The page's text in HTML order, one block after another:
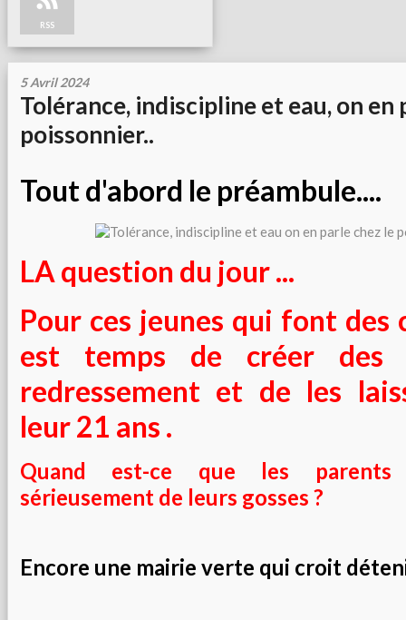
RSS
5 Avril 2024
Tolérance, indiscipline et eau, on en
poissonnier..
Tout d'abord le préambule....
LA question du jour ...
Pour ces jeunes qui font des
est temps de créer des
redressement et de les
leur 21 ans .
Quand est-ce que les parents
sérieusement de leurs gosses ?
Encore une mairie verte qui croit